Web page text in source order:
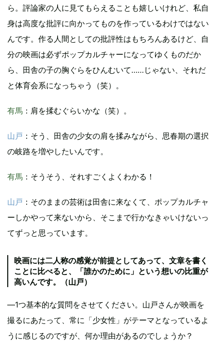
ら。評論家の人に見てもらえることも嬉しいけれど、私自
身は高度な批評に向かってものを作っているわけではない
んです。作る人間としての批評性はもちろんあるけど、自
分の映画は必ずポップカルチャーになってゆくものだか
ら、田舎の子の胸ぐらをひんむいて……じゃない、それだ
と体育会系になっちゃう（笑）。
有馬 ：肩を揉むぐらいかな（笑）。
山戸 ：そう、田舎の少女の肩を揉みながら、思春期の選択
の岐路を増やしたいんです。
有馬 ：そうそう、それすごくよくわかる！
山戸 ：そのままの芸術は田舎に来なくて、ポップカルチャ
ーしかやって来ないから、そこまで行かなきゃいけないっ
てずっと思っています。
映画には二人称の感覚が前提としてあって、文章を書く
ことに比べると、「誰かのために」という想いの比重が
高いんです。（山戸）
―1つ基本的な質問をさせてください。山戸さんが映画を
撮るにあたって、常に「少女性」がテーマとなっているよ
うに感じるのですが、何か理由があるのでしょうか？